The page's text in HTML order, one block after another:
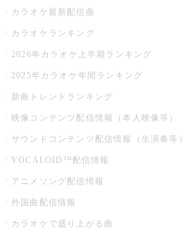
カラオケ最新配信曲
カラオケランキング
2026年カラオケ上半期ランキング
2025年カラオケ年間ランキング
新曲トレンドランキング
映像コンテンツ配信情報（本人映像等）
サウンドコンテンツ配信情報（生演奏等）
VOCALOID™配信情報
アニメソング配信情報
外国曲配信情報
カラオケで盛り上がる曲